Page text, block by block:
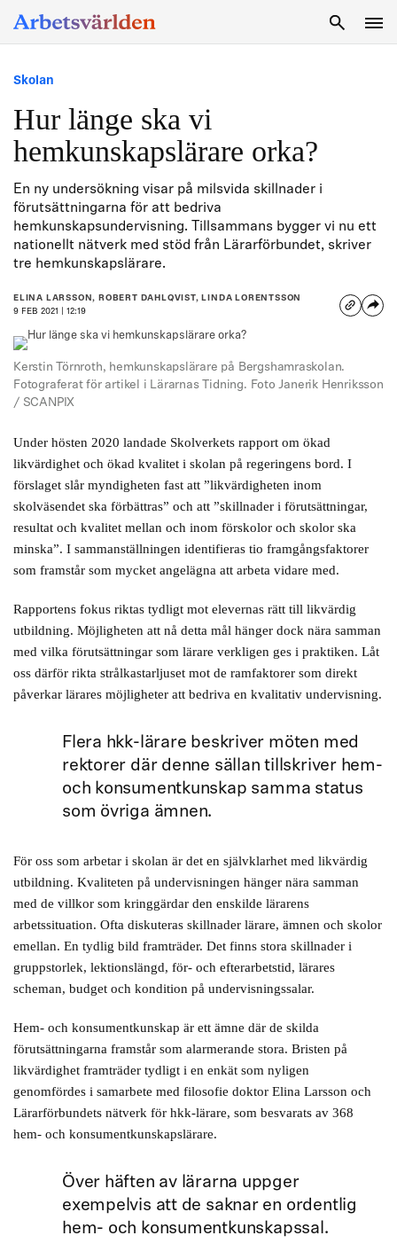
Skolan
Hur länge ska vi
hemkunskapslärare orka?
En ny undersökning visar på milsvida skillnader i
förutsättningarna för att bedriva
hemkunskapsundervisning. Tillsammans bygger vi nu ett
nationellt nätverk med stöd från Lärarförbundet, skriver
tre hemkunskapslärare.
ELINA LARSSON, ROBERT DAHLQVIST, LINDA LORENTSSON
9 FEB 2021 | 12:19
Kerstin Törnroth, hemkunskapslärare på Bergshamraskolan.
Fotograferat för artikel i Lärarnas Tidning. Foto Janerik Henriksson
/ SCANPIX
Under hösten 2020 landade Skolverkets rapport om ökad
likvärdighet och ökad kvalitet i skolan på regeringens bord. I
förslaget slår myndigheten fast att ”likvärdigheten inom
skolväsendet ska förbättras” och att ”skillnader i förutsättningar,
resultat och kvalitet mellan och inom förskolor och skolor ska
minska”. I sammanställningen identifieras tio framgångsfaktorer
som framstår som mycket angelägna att arbeta vidare med.
Rapportens fokus riktas tydligt mot elevernas rätt till likvärdig
utbildning. Möjligheten att nå detta mål hänger dock nära samman
med vilka förutsättningar som lärare verkligen ges i praktiken. Låt
oss därför rikta strålkastarljuset mot de ramfaktorer som direkt
påverkar lärares möjligheter att bedriva en kvalitativ undervisning.
Flera hkk-lärare beskriver möten med
rektorer där denne sällan tillskriver hem-
och konsumentkunskap samma status
som övriga ämnen.
För oss som arbetar i skolan är det en självklarhet med likvärdig
utbildning. Kvaliteten på undervisningen hänger nära samman
med de villkor som kringgärdar den enskilde lärarens
arbetssituation. Ofta diskuteras skillnader lärare, ämnen och skolor
emellan. En tydlig bild framträder. Det finns stora skillnader i
gruppstorlek, lektionslängd, för- och efterarbetstid, lärares
scheman, budget och kondition på undervisningssalar.
Hem- och konsumentkunskap är ett ämne där de skilda
förutsättningarna framstår som alarmerande stora. Bristen på
likvärdighet framträder tydligt i en enkät som nyligen
genomfördes i samarbete med filosofie doktor Elina Larsson och
Lärarförbundets nätverk för hkk-lärare, som besvarats av 368
hem- och konsumentkunskapslärare.
Över häften av lärarna uppger
exempelvis att de saknar en ordentlig
hem- och konsumentkunskapssal.